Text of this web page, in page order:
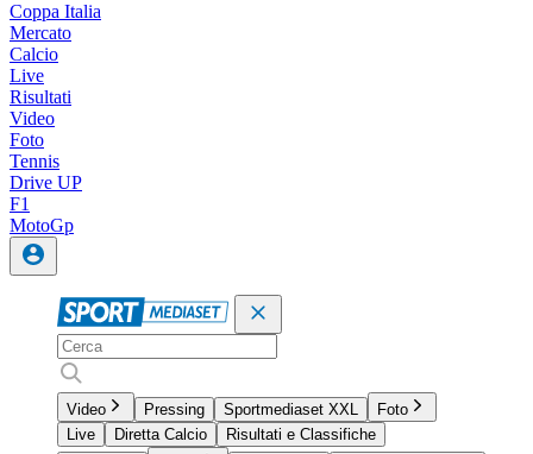
Coppa Italia
Mercato
Calcio
Live
Risultati
Video
Foto
Tennis
Drive UP
F1
MotoGp
Video Pressing Sportmediaset XXL
Foto
Live
Diretta Calcio
Risultati e Classifiche